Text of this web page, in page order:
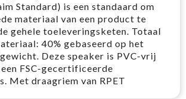
Standard) is een standaard om
materiaal van een product te
gehele toeleveringsketen. Totaal
40% gebaseerd op het
Deze speaker is PVC-vrij
FSC-gecertificeerde
Met draagriem van RPET